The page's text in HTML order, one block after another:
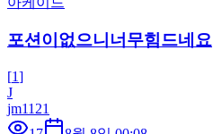
포션이없으니너무힘드네요
[1]
J
jm1121